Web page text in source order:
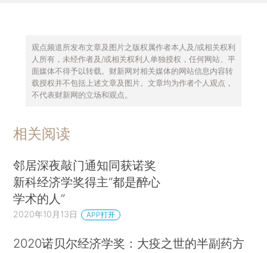
观点频道所发布文章及图片之版权属作者本人及/或相关权利
人所有，未经作者及/或相关权利人单独授权，任何网站、平
面媒体不得予以转载。财新网对相关媒体的网站信息内容转
载授权并不包括上述文章及图片。文章均为作者个人观点，
不代表财新网的立场和观点。
相关阅读
邻居深夜敲门通知同获诺奖
新科经济学奖得主“都是醉心
学术的人”
2020年10月13日 APP打开
2020诺贝尔经济学奖：大疫之世的半副药方